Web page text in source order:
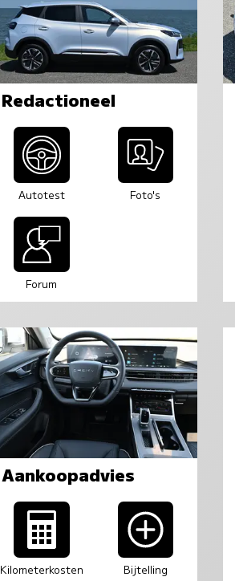
Redactioneel
Autotest Foto's
Forum
Aankoopadvies
Kilometerkosten Bijtelling